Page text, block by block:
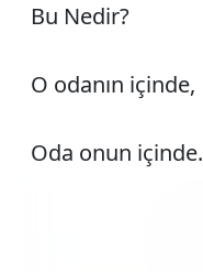
Bu Nedir?
O odanın içinde,
Oda onun içinde.